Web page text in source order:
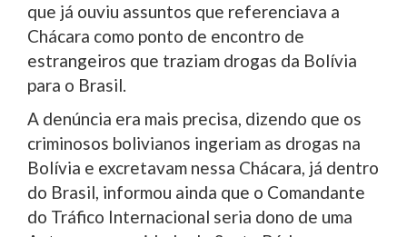
que já ouviu assuntos que referenciava a
Chácara como ponto de encontro de
estrangeiros que traziam drogas da Bolívia
para o Brasil.
A denúncia era mais precisa, dizendo que os
criminosos bolivianos ingeriam as drogas na
Bolívia e excretavam nessa Chácara, já dentro
do Brasil, informou ainda que o Comandante
do Tráfico Internacional seria dono de uma